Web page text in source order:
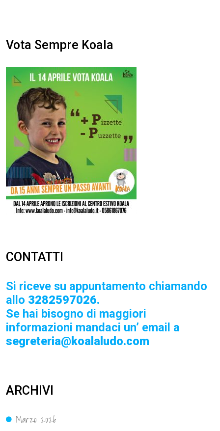
Vota Sempre Koala
CONTATTI
Si riceve su appuntamento chiamando
allo 3282597026.
Se hai bisogno di maggiori
informazioni mandaci un’ email a
segreteria@koalaludo.com
ARCHIVI
Marzo 2026